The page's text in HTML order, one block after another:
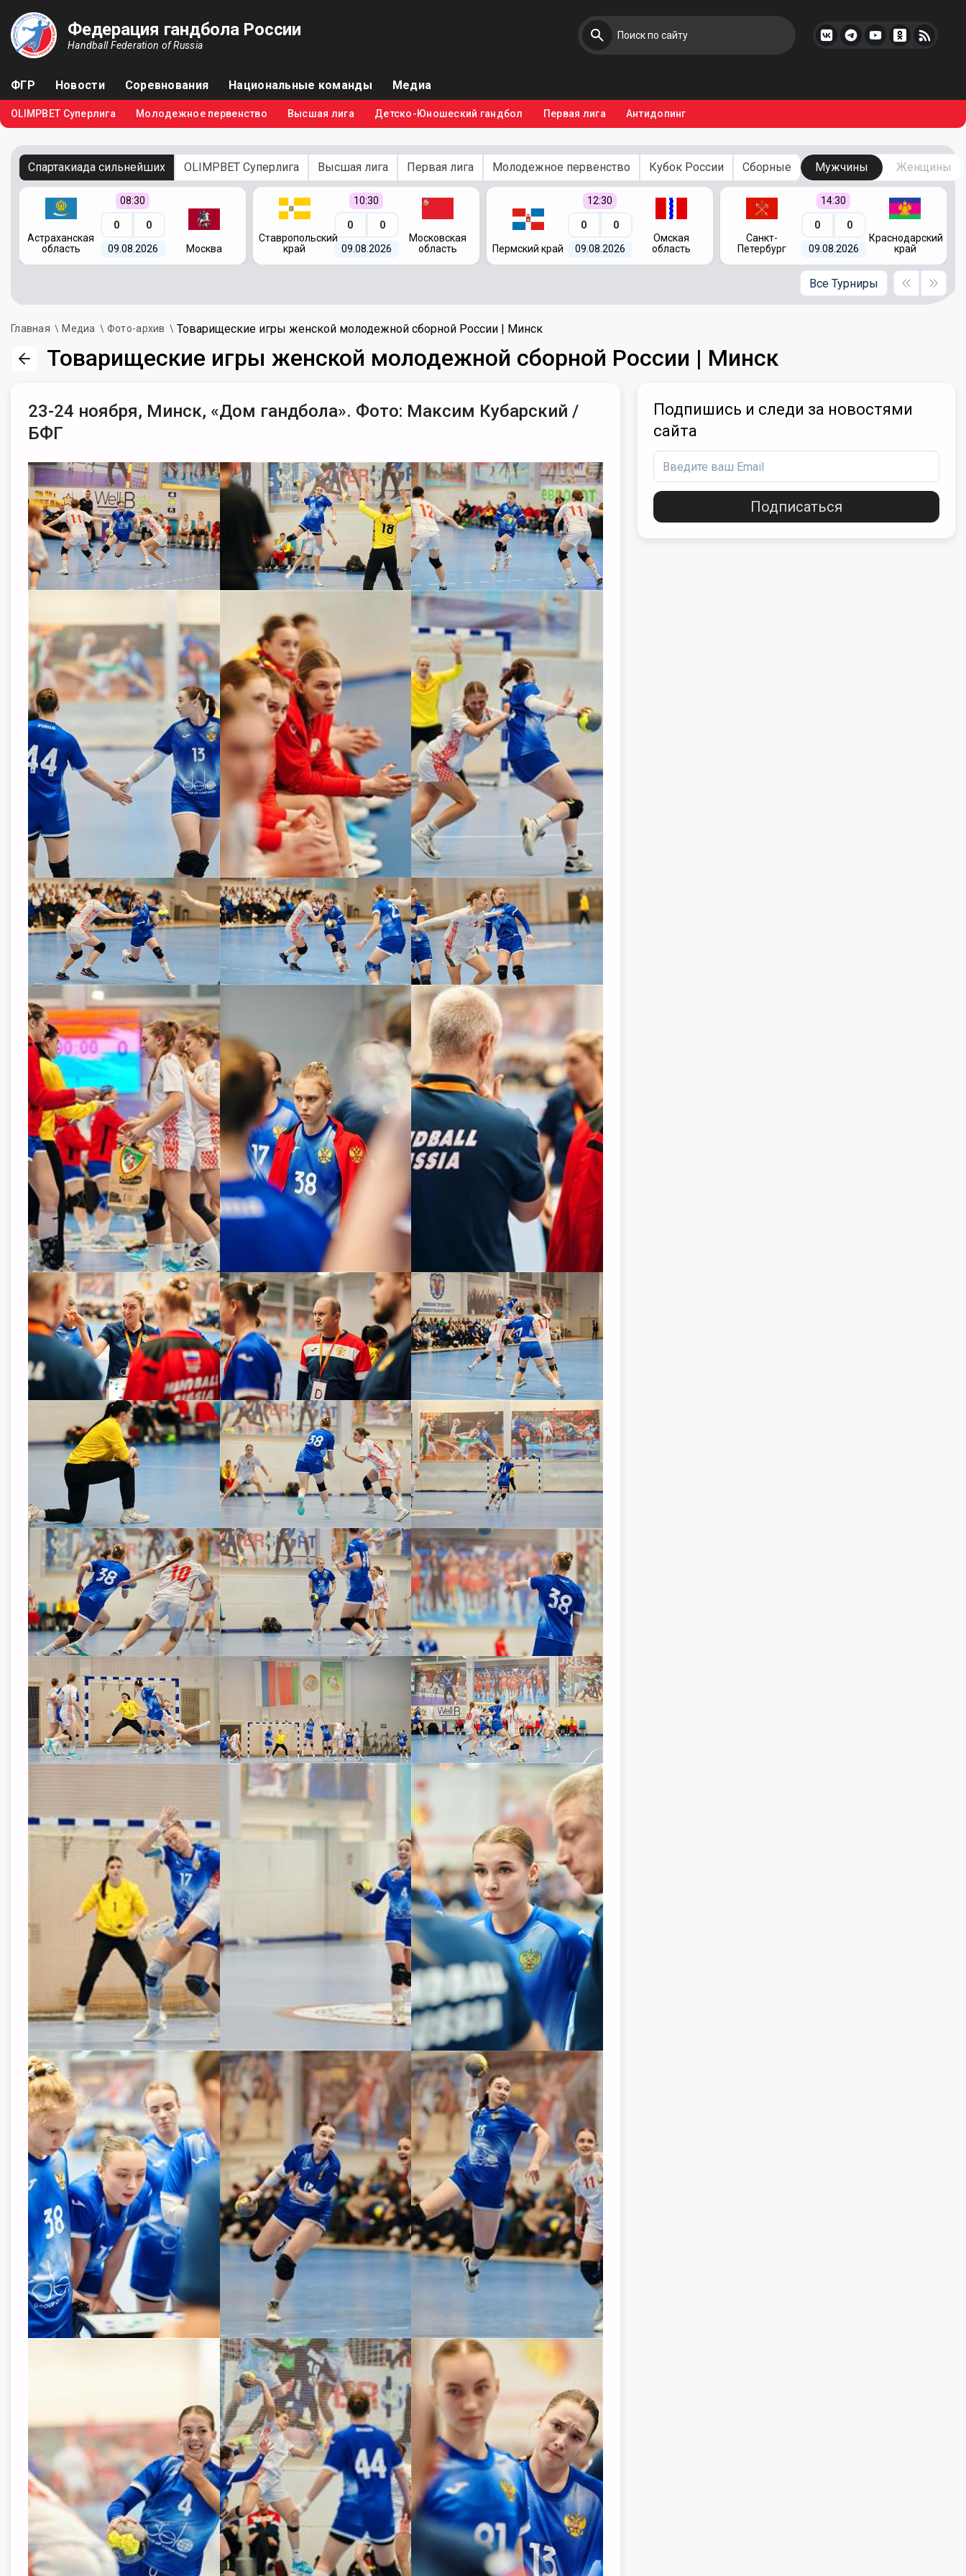
Федерация гандбола России
Handball Federation of Russia
ФГР Новости Соревнования Национальные команды Медиа
OLIMPBET Суперлига Молодежное первенство Высшая лига Детско-Юношеский гандбол Первая лига Антидопинг
Спартакиада сильнейших OLIMPBET Суперлига Высшая лига Первая лига Молодежное первенство Кубок России Сборные Мужчины Женщины
Астраханская
область
08:30
0 0
09.08.2026 Москва
Ставропольский
край
10:30
0 0
09.08.2026
Московская
область
Пермский край
12:30
0 0
09.08.2026
Омская
область
Санкт-
Петербург
14:30
0 0
09.08.2026
Краснодарский
край
Все Турниры
Главная Медиа Фото-архив Товарищеские игры женской молодежной сборной России | Минск
Товарищеские игры женской молодежной сборной России | Минск
23-24 ноября, Минск, «Дом гандбола». Фото: Максим Кубарский /
БФГ
Подпишись и следи за новостями
сайта
Подписаться